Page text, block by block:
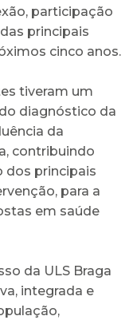
participação
principais
cinco anos.
tiveram um
diagnóstico da
da
contribuindo
dos principais
para a
em saúde
da ULS Braga
integrada e